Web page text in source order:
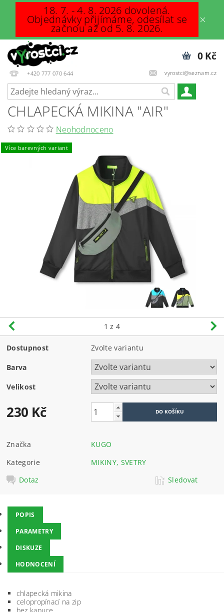
18. 7. - 4. 8. 2026 dovolená.
Objednávky přijímáme, odesílat se
začnou až od 5. 8. 2026.
+420 777 070 644 vyrostci@seznam.cz
0 Kč
CHLAPECKÁ MIKINA "AIR"
Neohodnoceno
Více barevných variant
1 z 4
Dostupnost Zvolte variantu
Barva
Velikost
230 Kč
Značka
KUGO
Kategorie
MIKINY, SVETRY
Dotaz
Sledovat
POPIS
PARAMETRY
DISKUZE
HODNOCENÍ
chlapecká mikina
celopropínací na zip
bez kapuce